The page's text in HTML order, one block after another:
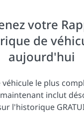
votre
de
aujourd'hui
le plus
inclut
l'historique